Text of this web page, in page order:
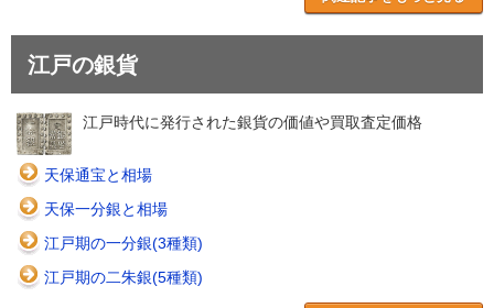
江戸の銀貨
江戸時代に発行された銀貨の価値や買取査定価格
天保通宝と相場
天保一分銀と相場
江戸期の一分銀(3種類)
江戸期の二朱銀(5種類)